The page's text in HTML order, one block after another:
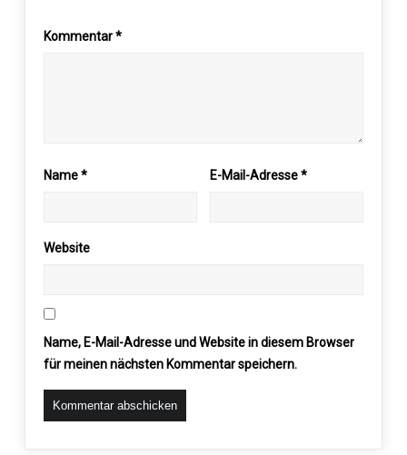
Kommentar*
Name* E-Mail-Adresse*
Website
Name, E-Mail-Adresse und Website in diesem Browser
für meinen nächsten Kommentar speichern.